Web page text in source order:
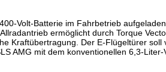
Volt-Batterie im Fahrbetrieb
ermöglicht durch Torque
Kraftübertragung. Der E-Flügeltürer soll
AMG mit dem konventionellen 6,3-Liter-